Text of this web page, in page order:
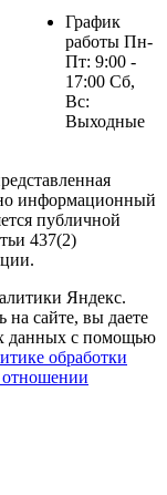
График
работы Пн-
Пт: 9:00 -
17:00 Сб,
Вс:
Выходные
информационный
публичной
437(2)
Яндекс.
сайте, вы даете
данных с помощью
обработки
отношении